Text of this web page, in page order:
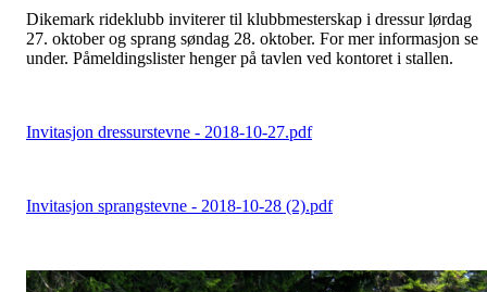
Dikemark rideklubb inviterer til klubbmesterskap i dressur lørdag
27. oktober og sprang søndag 28. oktober. For mer informasjon se
under. Påmeldingslister henger på tavlen ved kontoret i stallen.
Invitasjon dressurstevne - 2018-10-27.pdf
Invitasjon sprangstevne - 2018-10-28 (2).pdf